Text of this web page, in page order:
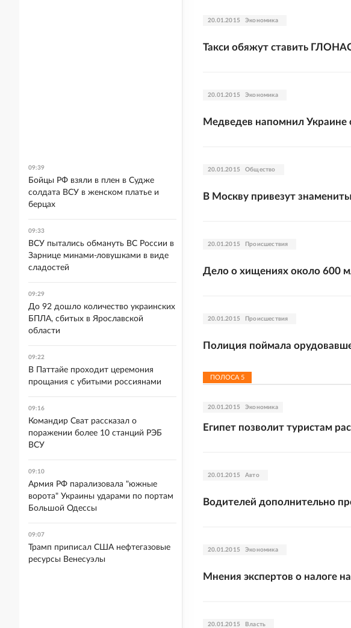
20.01.2015 Экономика
Такси обяжут ставить
20.01.2015 Экономика
Медведев напомнил Украине
20.01.2015 Общество
В Москву привезут
20.01.2015 Происшествия
Дело о хищениях около 600
20.01.2015 Происшествия
Полиция поймала
ПОЛОСА 5
20.01.2015 Экономика
Египет позволит туристам
20.01.2015 Авто
Водителей дополнительно
20.01.2015 Экономика
Мнения экспертов о налоге
20.01.2015 Власть
09:39
Бойцы РФ взяли в плен в Судже
солдата ВСУ в женском платье и
берцах
09:33
ВСУ пытались обмануть ВС России в
Зарнице минами-ловушками в виде
сладостей
09:29
До 92 дошло количество украинских
БПЛА, сбитых в Ярославской
области
09:22
В Паттайе проходит церемония
прощания с убитыми россиянами
09:16
Командир Сват рассказал о
поражении более 10 станций РЭБ
ВСУ
09:10
Армия РФ парализовала "южные
ворота" Украины ударами по портам
Большой Одессы
09:07
Трамп приписал США нефтегазовые
ресурсы Венесуэлы